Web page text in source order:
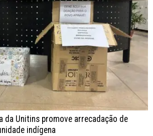
da Unitins promove arrecadação de
indígena